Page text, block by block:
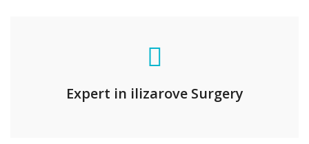
Expert in ilizarove Surgery